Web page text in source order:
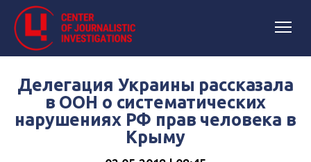
Делегация Украины рассказала
в ООН о систематических
нарушениях РФ прав человека в
Крыму